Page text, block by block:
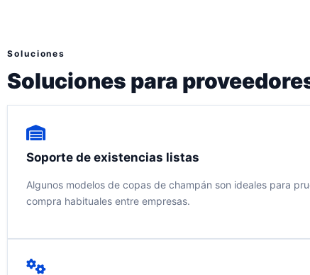
Soluciones
Soluciones para
Soporte de existencias listas
Algunos modelos de copas de champán son ideales para
compra habituales entre empresas.